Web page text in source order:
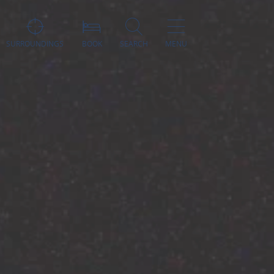
SURROUNDINGS BOOK SEARCH MENU